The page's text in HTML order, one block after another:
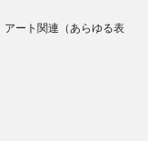
アート関連（あらゆる表